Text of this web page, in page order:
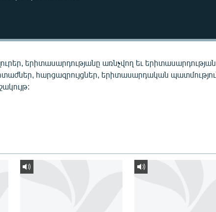
երիտասարդությանը առնչվող եւ
հարցազրույցներ, երիտասարդական